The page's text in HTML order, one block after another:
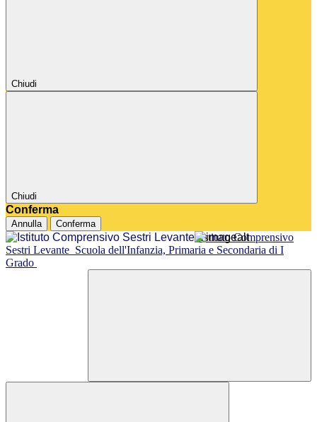
Chiudi
Chiudi
Conferma
Annulla Conferma
Istituto Comprensivo
Sestri Levante Scuola dell'Infanzia, Primaria e Secondaria di I
Grado